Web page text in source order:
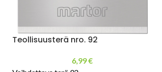
Teollisuusterä nro. 92
6,99€